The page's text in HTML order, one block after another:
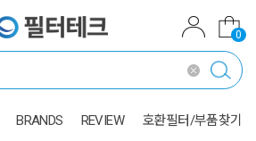
0
BRANDS REVIEW 호환필터/부품찾기